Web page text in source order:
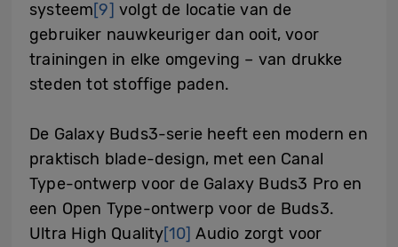
systeem[9] volgt de locatie van de
gebruiker nauwkeuriger dan ooit, voor
trainingen in elke omgeving – van drukke
steden tot stoffige paden.
De Galaxy Buds3-serie heeft een modern en
praktisch blade-design, met een Canal
Type-ontwerp voor de Galaxy Buds3 Pro en
een Open Type-ontwerp voor de Buds3.
Ultra High Quality[10] Audio zorgt voor